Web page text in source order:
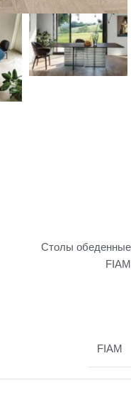
Столы обеденные
FIAM
FIAM